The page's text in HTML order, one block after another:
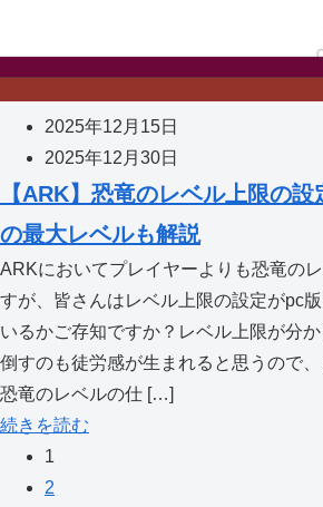
2025年12月15日
2025年12月30日
【ARK】恐竜のレベル上限の
の最大レベルも解説
ARKにおいてプレイヤーよりも恐竜の
すが、皆さんはレベル上限の設定がpc
いるかご存知ですか？レベル上限が分
倒すのも徒労感が生まれると思うので
恐竜のレベルの仕 […]
続きを読む
1
2